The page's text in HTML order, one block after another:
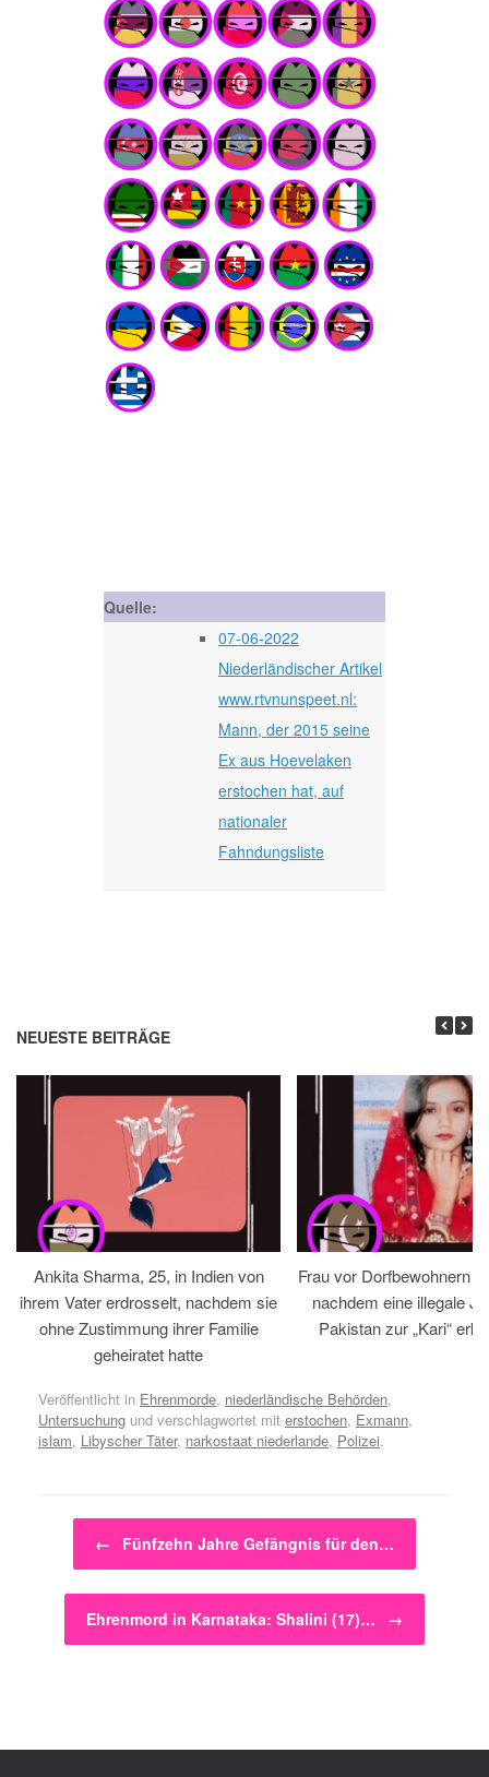
Quelle:
07-06-2022
Niederländischer Artikel
www.rtvnunspeet.nl:
Mann, der 2015 seine
Ex aus Hoevelaken
erstochen hat, auf
nationaler
Fahndungsliste
NEUESTE BEITRÄGE
Ankita Sharma, 25, in Indien von
ihrem Vater erdrosselt, nachdem sie
ohne Zustimmung ihrer Familie
geheiratet hatte
Frau vor Dorfbewohnern
nachdem eine illegale
Pakistan zur „Kari“
Veröffentlicht in Ehrenmorde, niederländische Behörden,
Untersuchung und verschlagwortet mit erstochen, Exmann,
islam, Libyscher Täter, narkostaat niederlande, Polizei.
Beitragsnavigation
← Fünfzehn Jahre Gefängnis für den…
Ehrenmord in Karnataka: Shalini (17)… →